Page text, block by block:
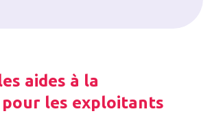
aides à la
les exploitants